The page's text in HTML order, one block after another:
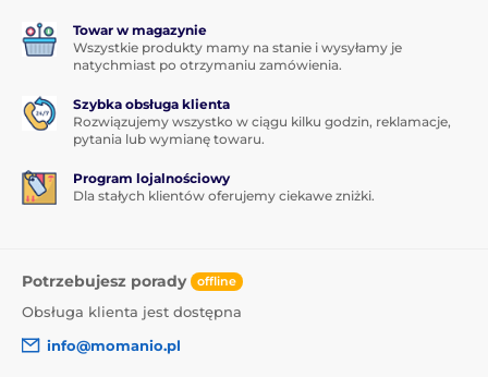
Towar w magazynie
Wszystkie produkty mamy na stanie i wysyłamy je
natychmiast po otrzymaniu zamówienia.
Szybka obsługa klienta
Rozwiązujemy wszystko w ciągu kilku godzin, reklamacje,
pytania lub wymianę towaru.
Program lojalnościowy
Dla stałych klientów oferujemy ciekawe zniżki.
Potrzebujesz porady offline
Obsługa klienta jest dostępna
info@momanio.pl